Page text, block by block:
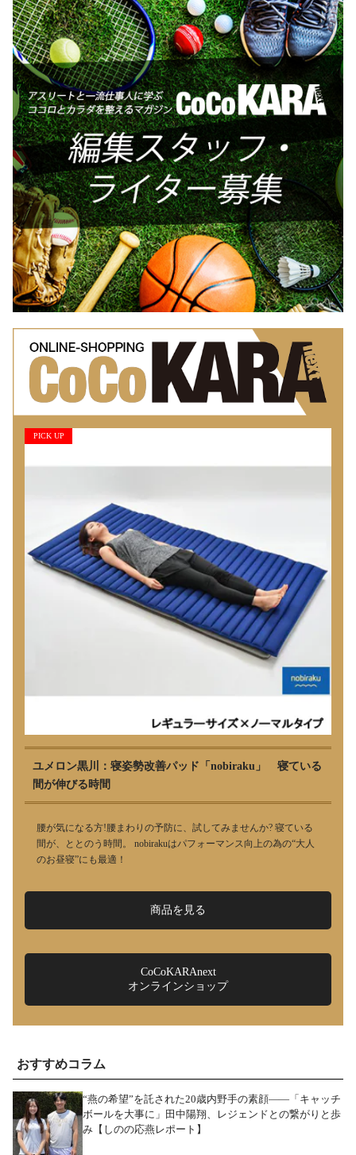
PICK UP
ユメロン黒川：寝姿勢改善パッド「nobiraku」 寝ている
間が伸びる時間
腰が気になる方!腰まわりの予防に、試してみませんか? 寝ている
間が、ととのう時間。 nobirakuはパフォーマンス向上の為の“大人
のお昼寝”にも最適！
商品を見る
CoCoKARAnext
オンラインショップ
おすすめコラム
“燕の希望”を託された20歳内野手の素顔――「キャッチ
ボールを大事に」田中陽翔、レジェンドとの繋がりと歩
み【しのの応燕レポート】